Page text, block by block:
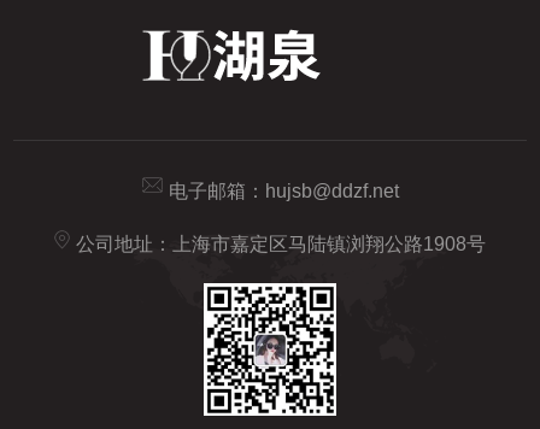
电子邮箱： hujsb@ddzf.net
公司地址：上海市嘉定区马陆镇浏翔公路1908号